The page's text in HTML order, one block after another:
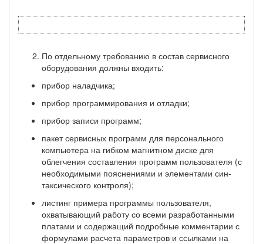
По отдельному требованию в состав сервисного
оборудования должны входить:
прибор наладчика;
прибор программирования и отладки;
прибор записи программ;
пакет сервисных программ для персонального
компьютера на гибком магнитном диске для
облегчения составления программ пользователя (с
необходимыми пояснениями и элементами син­
таксического контроля);
листинг примера программы пользователя,
охватывающий работу со всеми разработанными
платами и содержащий подробные комментарии с
формулами расчета параметров и ссылками на